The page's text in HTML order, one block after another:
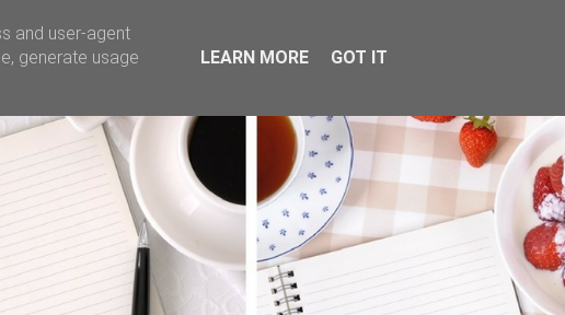
and user-agent
generate usage
LEARN MORE GOT IT